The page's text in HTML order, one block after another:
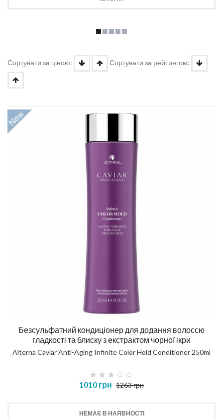
Сортувати за ціною: Сортувати за рейтингом:
Безсульфатний кондиціонер для додання волоссю
гладкості та блиску з екстрактом чорної ікри
Alterna Caviar Anti-Aging Infinite Color Hold Conditioner 250ml
1010 грн 1263 грн
НЕМАЄ В НАЯВНОСТІ